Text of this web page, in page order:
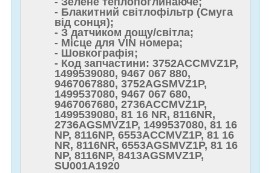
- Блакитний світлофільтр (Смуга
від сонця);
- З датчиком дощу/світла;
- Місце для VIN номера;
- Шовкографія;
- Код запчастини: 3752ACCMVZ1P,
1499539080, 9467 067 880,
9467067880, 3752AGSMVZ1P,
1499537080, 9467 067 680,
9467067680, 2736ACCMVZ1P,
1499539080, 81 16 NR, 8116NR,
2736AGSMVZ1P, 1499537080, 81 16
NP, 8116NP, 6553ACCMVZ1P, 81 16
NR, 8116NR, 6553AGSMVZ1P, 81 16
NP, 8116NP, 8413AGSMVZ1P,
SU001A1920